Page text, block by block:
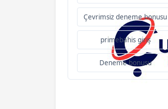
Çevrimsiz deneme bonusu
primebahis giriş
Deneme bonusu